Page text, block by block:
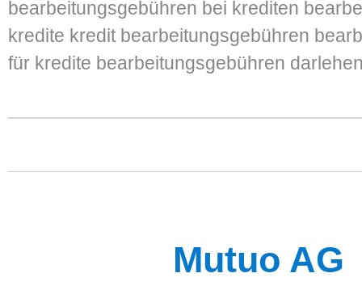
bearbeitungsgebühren bei krediten
kredite kredit bearbeitungsgebühren
für kredite bearbeitungsgebühren
Mutuo AG